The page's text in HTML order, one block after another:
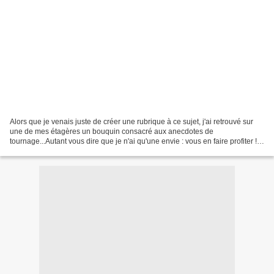
Alors que je venais juste de créer une rubrique à ce sujet, j'ai retrouvé sur
une de mes étagères un bouquin consacré aux anecdotes de
tournage...Autant vous dire que je n'ai qu'une envie : vous en faire profiter !